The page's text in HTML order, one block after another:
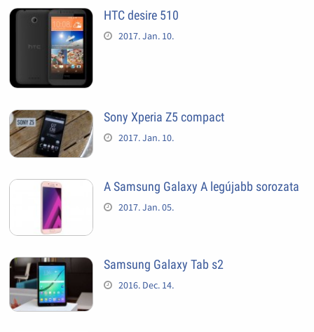
HTC desire 510
2017. Jan. 10.
Sony Xperia Z5 compact
2017. Jan. 10.
A Samsung Galaxy A legújabb sorozata
2017. Jan. 05.
Samsung Galaxy Tab s2
2016. Dec. 14.